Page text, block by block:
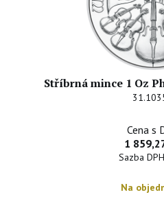
Stříbrná mince 1 Oz
Cena s
1
Sazba
Na